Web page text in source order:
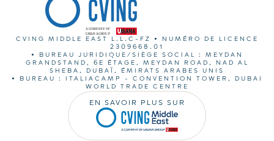
CVING MIDDLE EAST L.L.C-FZ • NUMÉRO DE LICENCE
2309668.01
• BUREAU JURIDIQUE/SIÈGE SOCIAL : MEYDAN
GRANDSTAND, 6E ÉTAGE, MEYDAN ROAD, NAD AL
SHEBA, DUBAÏ, ÉMIRATS ARABES UNIS
• BUREAU : ITALIACAMP - CONVENTION TOWER, DUBAI
WORLD TRADE CENTRE
EN SAVOIR PLUS SUR